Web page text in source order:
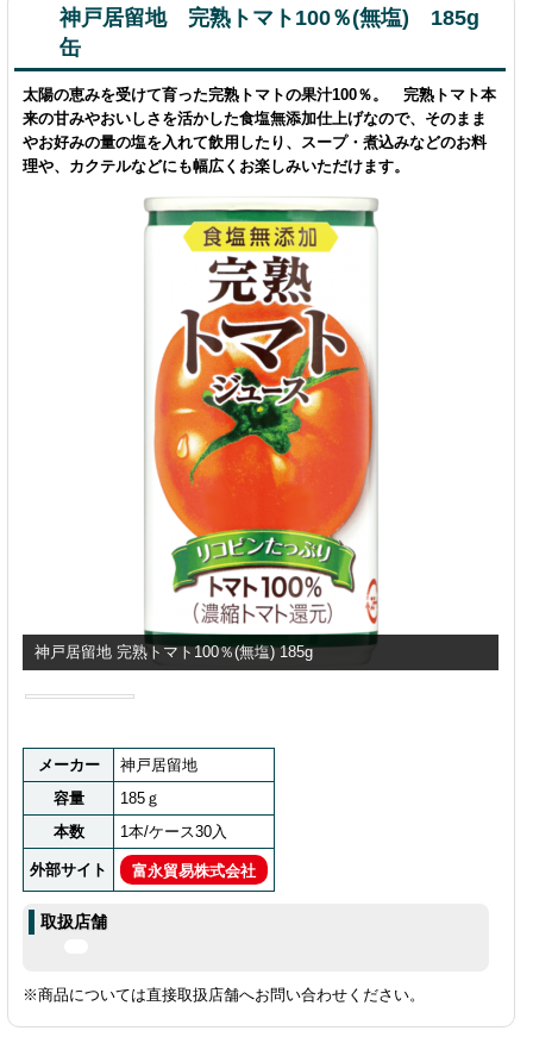
神戸居留地 完熟トマト100％(無塩) 185g
缶
太陽の恵みを受けて育った完熟トマトの果汁100％。 完熟トマト本
来の甘みやおいしさを活かした食塩無添加仕上げなので、そのまま
やお好みの量の塩を入れて飲用したり、スープ・煮込みなどのお料
理や、カクテルなどにも幅広くお楽しみいただけます。
神戸居留地 完熟トマト100％(無塩) 185g
メーカー
神戸居留地
容量
185ｇ
本数
1本/ケース30入
外部サイト 富永貿易株式会社
取扱店舗
※商品については直接取扱店舗へお問い合わせください。